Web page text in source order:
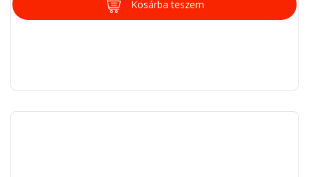
Kosárba teszem